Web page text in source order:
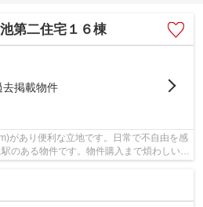
第二住宅１６棟
去掲載物件
があり便利な立地です。日常で不自由を感
のある物件です。物件購入まで煩わしい打